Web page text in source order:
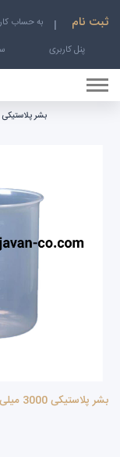
ثبت نام
به حساب
پنل کاربری
بشر پلاستیکی 3000 میلی
بشر پلاستیکی 3000 میلی